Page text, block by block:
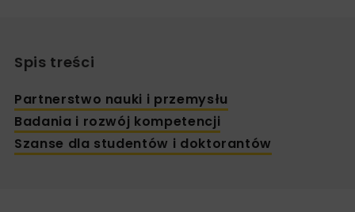
Spis treści
Partnerstwo nauki i przemysłu
Badania i rozwój kompetencji
Szanse dla studentów i doktorantów